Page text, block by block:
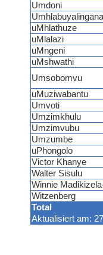
Total
Aktualisiert am:
Umdoni
Umhlabuyalingana
uMhlathuze
uMlalazi
uMngeni
uMshwathi
Umsobomvu
uMuziwabantu
Umvoti
Umzimkhulu
Umzimvubu
Umzumbe
uPhongolo
Victor Khanye
Walter Sisulu
Winnie
Witzenberg